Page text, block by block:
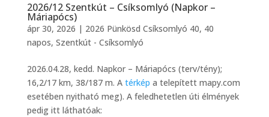
2026/12 Szentkút – Csíksomlyó (Napkor –
Máriapócs)
ápr 30, 2026 | 2026 Pünkösd Csíksomlyó 40, 40
napos, Szentkút - Csíksomlyó
2026.04.28, kedd. Napkor – Máriapócs (terv/tény);
16,2/17 km, 38/187 m. A térkép a telepített mapy.com
esetében nyitható meg). A feledhetetlen úti élmények
pedig itt láthatóak: